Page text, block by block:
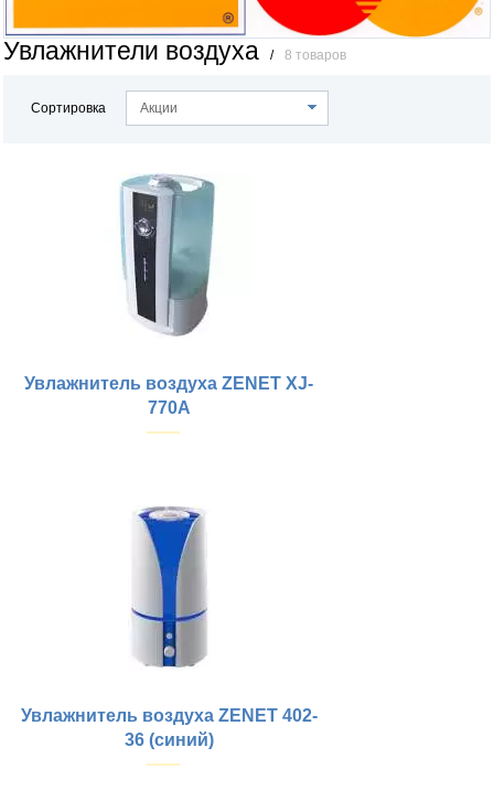
Увлажнители воздуха / 8 товаров
Сортировка Акции
Увлажнитель воздуха ZENET XJ-
770A
Увлажнитель воздуха ZENET 402-
36 (синий)